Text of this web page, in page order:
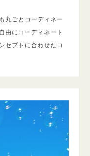
丸ごとコーディネー
由にコーディネート
セプトに合わせたコ